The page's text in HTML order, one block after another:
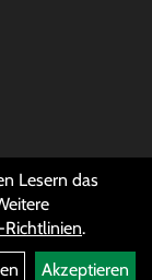
Lesern das
Richtlinien.
Akzeptieren